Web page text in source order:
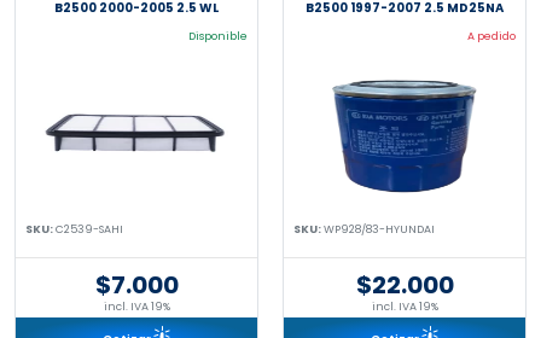
B2500 2000-2005 2.5 WL
Disponible
SKU:C2539-SAHI
$7.000
incl. IVA 19%
B2500 1997-2007 2.5 MD25NA
A pedido
SKU:WP928/83-HYUNDAI
$22.000
incl. IVA 19%